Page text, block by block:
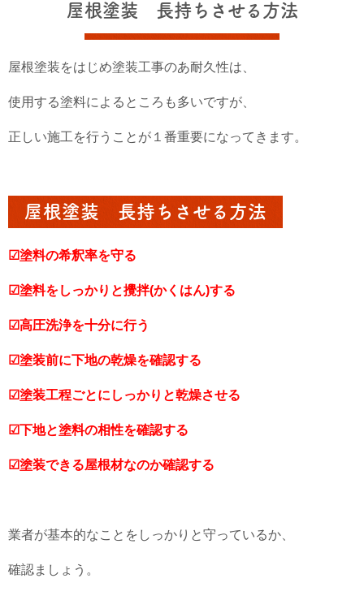
屋根塗装 長持ちさせる方法
屋根塗装をはじめ塗装工事のあ耐久性は、
使用する塗料によるところも多いですが、
正しい施工を行うことが１番重要になってきます。
屋根塗装 長持ちさせる方法
☑塗料の希釈率を守る
☑塗料をしっかりと攪拌(かくはん)する
☑高圧洗浄を十分に行う
☑塗装前に下地の乾燥を確認する
☑塗装工程ごとにしっかりと乾燥させる
☑下地と塗料の相性を確認する
☑塗装できる屋根材なのか確認する
業者が基本的なことをしっかりと守っているか、
確認ましょう。